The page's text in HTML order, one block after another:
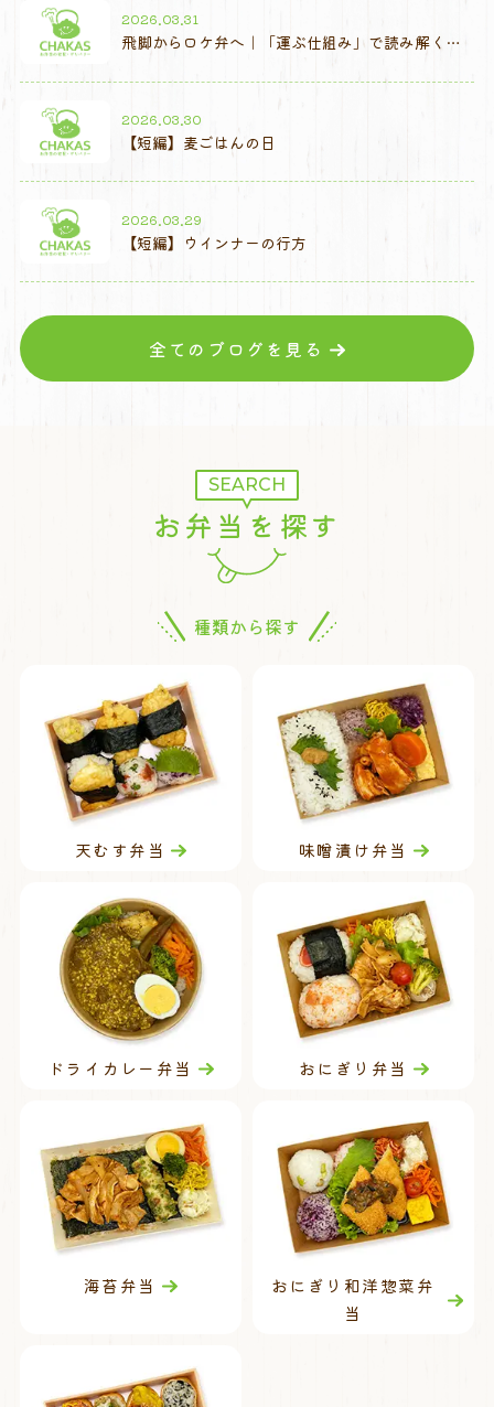
2026.03.31
飛脚からロケ弁へ｜「運ぶ仕組み」で読み解く弁
2026.03.30
【短編】麦ごはんの日
2026.03.29
【短編】ウインナーの行方
全てのブログを見る
SEARCH
お弁当を探す
種類から探す
天むす弁当 味噌漬け弁当
ドライカレー弁当 おにぎり弁当
海苔弁当
おにぎり和洋惣菜弁
当